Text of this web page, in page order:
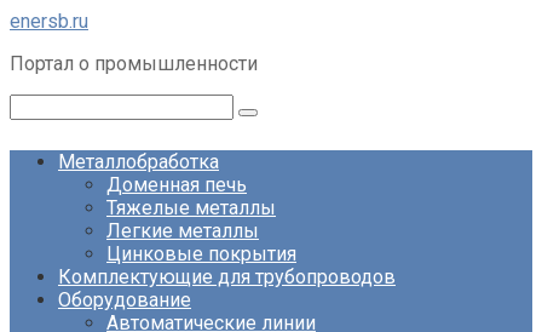
Перейти
контенту
enersb.ru
Портал о промышленности
Металлобработка
Доменная печь
Тяжелые металлы
Легкие металлы
Цинковые покрытия
Комплектующие для трубопроводов
Оборудование
Автоматические линии